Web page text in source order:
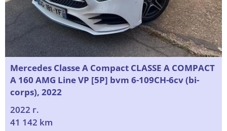
Mercedes Classe A Compact CLASSE A COMPACT
A 160 AMG Line VP [5P] bvm 6-109CH-6cv (bi-
corps), 2022
2022 г.
41 142 km